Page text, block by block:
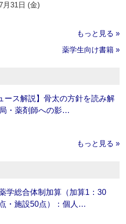
月31日 (金)
もっと見る »
薬学生向け書籍 »
ース解説】骨太の方針を読み解
・薬剤師への影…
もっと見る »
学総合体制加算（加算1：30
・施設50点）：個人…